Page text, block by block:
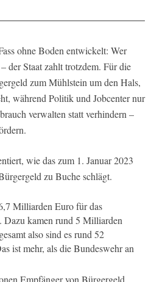
ohne Boden entwickelt: Wer
der Staat zahlt trotzdem. Für die
zum Mühlstein um den Hals,
während Politik und Jobcenter nur
verwalten statt verhindern –
wie das zum 1. Januar 2023
zu Buche schlägt.
Milliarden Euro für das
Dazu kamen rund 5 Milliarden
also sind es rund 52
ist mehr, als die Bundeswehr an
Empfänger von Bürgergeld,